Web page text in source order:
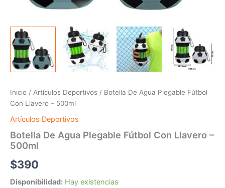
Inicio / Artículos Deportivos / Botella De Agua Plegable Fútbol
Con Llavero – 500ml
Artículos Deportivos
Botella De Agua Plegable Fútbol Con Llavero –
500ml
$390
Disponibilidad: Hay existencias